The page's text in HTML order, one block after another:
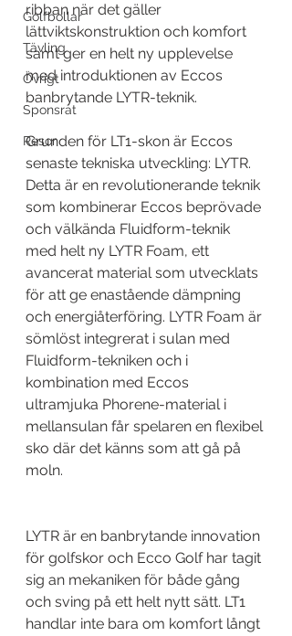
Golfbollar
Tävling
Övrigt
Sponsrat
Resor
ribban när det gäller
lättviktskonstruktion och komfort
samt ger en helt ny upplevelse
med introduktionen av Eccos
banbrytande LYTR-teknik.
Grunden för LT1-skon är Eccos
senaste tekniska utveckling: LYTR.
Detta är en revolutionerande teknik
som kombinerar Eccos beprövade
och välkända Fluidform-teknik
med helt ny LYTR Foam, ett
avancerat material som utvecklats
för att ge enastående dämpning
och energiåterföring. LYTR Foam är
sömlöst integrerat i sulan med
Fluidform-tekniken och i
kombination med Eccos
ultramjuka Phorene-material i
mellansulan får spelaren en flexibel
sko där det känns som att gå på
moln.
LYTR är en banbrytande innovation
för golfskor och Ecco Golf har tagit
sig an mekaniken för både gång
och sving på ett helt nytt sätt. LT1
handlar inte bara om komfort långt